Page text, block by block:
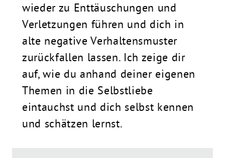
wieder zu Enttäuschungen und
Verletzungen führen und dich in
alte negative Verhaltensmuster
zurückfallen lassen. Ich zeige dir
auf, wie du anhand deiner eigenen
Themen in die Selbstliebe
eintauchst und dich selbst kennen
und schätzen lernst.